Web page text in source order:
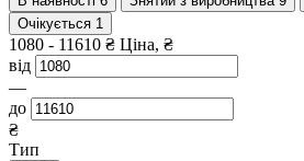
Очікується 1
1080 - 11610 ₴ Ціна, ₴
від
—
до
₴
Тип